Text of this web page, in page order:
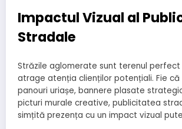
Impactul Vizual al
Stradale
Străzile aglomerate sunt terenul
atrage atenția clienților potențiali. Fie
panouri uriașe, bannere plasate
picturi murale creative, publicitatea
simțită prezența cu un impact vizual